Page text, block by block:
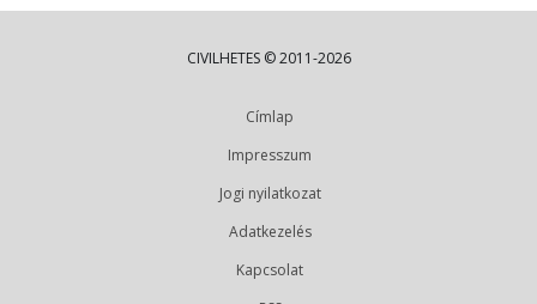
CIVILHETES © 2011-2026
Címlap
Impresszum
Jogi nyilatkozat
Adatkezelés
Kapcsolat